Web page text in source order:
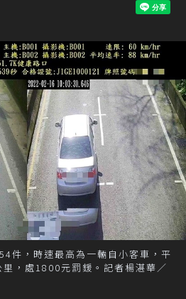
件，時速最高為一輛自小客車，平
，處1800元罰鍰。記者楊湛華／